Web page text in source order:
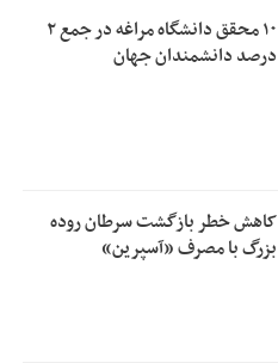
۱۰ محقق دانشگاه مراغه در جمع ۲
درصد دانشمندان جهان
کاهش خطر بازگشت سرطان روده
بزرگ با مصرف «آسپرین»